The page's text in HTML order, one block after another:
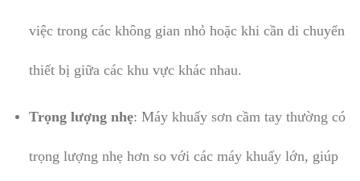
việc trong các không gian nhỏ hoặc khi cần di chuyển
thiết bị giữa các khu vực khác nhau.
Trọng lượng nhẹ: Máy khuấy sơn cầm tay thường có
trọng lượng nhẹ hơn so với các máy khuấy lớn, giúp